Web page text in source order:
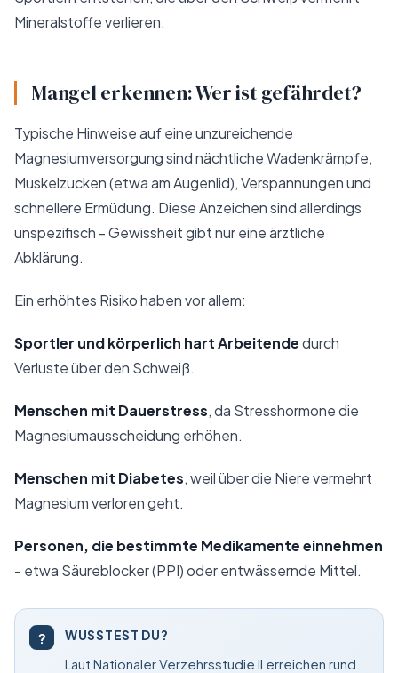
Mineralstoffe verlieren.
Mangel erkennen: Wer ist gefährdet?
Typische Hinweise auf eine unzureichende
Magnesiumversorgung sind nächtliche Wadenkrämpfe,
Muskelzucken (etwa am Augenlid), Verspannungen und
schnellere Ermüdung. Diese Anzeichen sind allerdings
unspezifisch - Gewissheit gibt nur eine ärztliche
Abklärung.
Ein erhöhtes Risiko haben vor allem:
Sportler und körperlich hart Arbeitendedurch
Verluste über den Schweiß.
Menschen mit Dauerstress, da Stresshormone die
Magnesiumausscheidung erhöhen.
Menschen mit Diabetes, weil über die Niere vermehrt
Magnesium verloren geht.
Personen, die bestimmte Medikamente einnehmen
- etwa Säureblocker (PPI) oder entwässernde Mittel.
? WUSSTEST DU?
Laut Nationaler Verzehrsstudie II erreichen rund